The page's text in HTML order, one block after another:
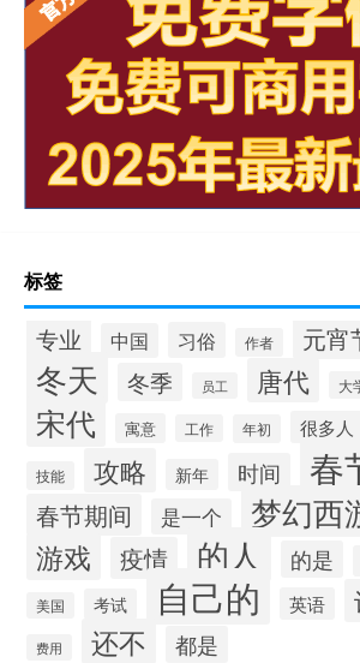
标签
专业 中国 习俗 作者 元宵
冬天 冬季 员工 唐代 大
宋代 寓意 工作 年初 很多人
技能 攻略 新年 时间 春
春节期间 是一个 梦幻西
游戏 疫情 的人 的是
美国 考试 自己的 英语
费用 还不 都是